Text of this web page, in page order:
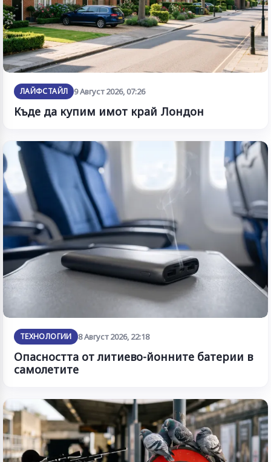
ЛАЙФСТАЙЛ 9 Август 2026, 07:26
Къде да купим имот край Лондон
ТЕХНОЛОГИИ 8 Август 2026, 22:18
Опасността от литиево-йонните батерии в
самолетите